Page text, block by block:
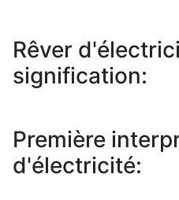
Rêver
signification:
Première
d'électricité: